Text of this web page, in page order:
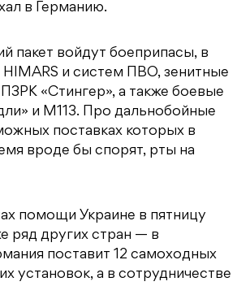
в Германию.
пакет войдут боеприпасы, в
HIMARS и систем ПВО, зенитные
«Стингер», а также боевые
и M113. Про дальнобойные
поставках которых в
вроде бы спорят, рты на
помощи Украине в пятницу
ряд других стран — в
поставит 12 самоходных
установок, а в сотрудничестве